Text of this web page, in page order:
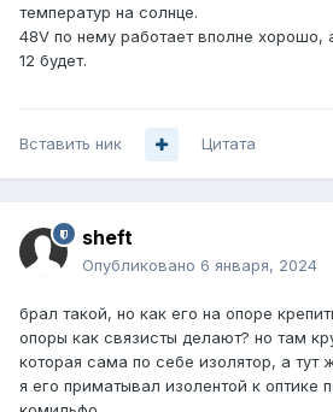
температур на солнце.
48V по нему работает вполне
12 будет.
Вставить ник Цитата
sheft
Опубликовано 6 января, 2024
брал такой, но как его на опоре
опоры как связисты делают? но там
которая сама по себе изолятор, а тут
я его приматывал изолентой к оптике